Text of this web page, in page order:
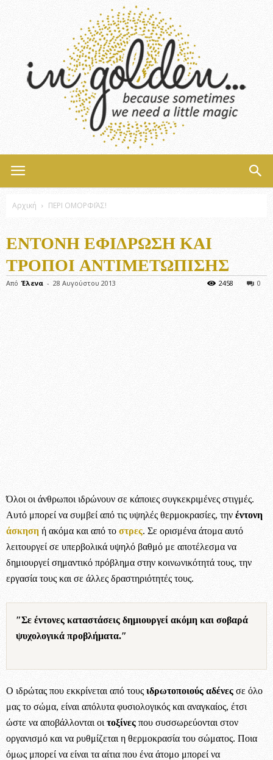
Αρχική ΠΕΡΙ ΟΜΟΡΦΙΆΣ!
ΈΝΤΟΝΗ ΕΦΊΔΡΩΣΗ ΚΑΙ
ΤΡΌΠΟΙ ΑΝΤΙΜΕΤΏΠΙΣΗΣ
Από Έλενα - 28 Αυγούστου 2013 0
2458
Όλοι οι άνθρωποι ιδρώνουν σε κάποιες συγκεκριμένες στιγμές.
Αυτό μπορεί να συμβεί από τις υψηλές θερμοκρασίες, την έντονη
άσκηση ή ακόμα και από το στρες. Σε ορισμένα άτομα αυτό
λειτουργεί σε υπερβολικά υψηλό βαθμό με αποτέλεσμα να
δημιουργεί σημαντικό πρόβλημα στην κοινωνικότητά τους, την
εργασία τους και σε άλλες δραστηριότητές τους.
″Σε έντονες καταστάσεις δημιουργεί ακόμη και σοβαρά
ψυχολογικά προβλήματα.″
Ο ιδρώτας που εκκρίνεται από τους ιδρωτοποιούς αδένες σε όλο
μας το σώμα, είναι απόλυτα φυσιολογικός και αναγκαίος, έτσι
ώστε να αποβάλλονται οι τοξίνες που συσσωρεύονται στον
οργανισμό και να ρυθμίζεται η θερμοκρασία του σώματος. Ποια
όμως μπορεί να είναι τα αίτια που ένα άτομο μπορεί να